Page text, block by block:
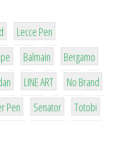
2 2
Lecce Pen
4
Balmain
26
Bergamo
42 4
LINE ART
90
No Brand
Pen
15
Senator
43
Totobi